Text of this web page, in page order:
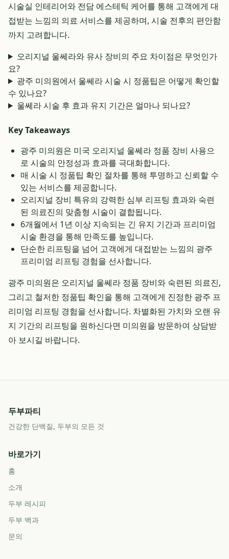
시술실 인테리어와 전담 에스테틱 케어를 통해 고객에게 대
접받는 느낌의 의료 서비스를 제공하며, 시술 전후의 편안함
까지 고려합니다.
오리지널 울쎄라와 유사 장비의 주요 차이점은 무엇인가
요?
광주 미의원에서 울쎄라 시술 시 정품팁은 어떻게 확인할
수 있나요?
울쎄라 시술 후 효과 유지 기간은 얼마나 되나요?
Key Takeaways
광주 미의원은 미국 오리지널 울쎄라 정품 장비 사용으
로 시술의 안정성과 효과를 극대화합니다.
매 시술 시 정품팁 확인 절차를 통해 투명하고 신뢰할 수
있는 서비스를 제공합니다.
오리지널 장비 특유의 강력한 심부 리프팅 효과와 숙련
된 의료진의 맞춤형 시술이 결합됩니다.
6개월에서 1년 이상 지속되는 긴 유지 기간과 프리미엄
시술 환경을 통해 만족도를 높입니다.
단순한 리프팅을 넘어 고객에게 대접받는 느낌의 광주
프리미엄 리프팅 경험을 선사합니다.
광주 미의원은 오리지널 울쎄라 정품 장비와 숙련된 의료진,
그리고 철저한 정품팁 확인을 통해 고객에게 진정한 광주 프
리미엄 리프팅 경험을 선사합니다. 차별화된 가치와 오랜 유
지 기간의 리프팅을 원하신다면 미의원을 방문하여 상담받
아 보시길 바랍니다.
두부파티
건강한 단백질, 두부의 모든 것
바로가기
홈
소개
두부 레시피
두부 백과
문의